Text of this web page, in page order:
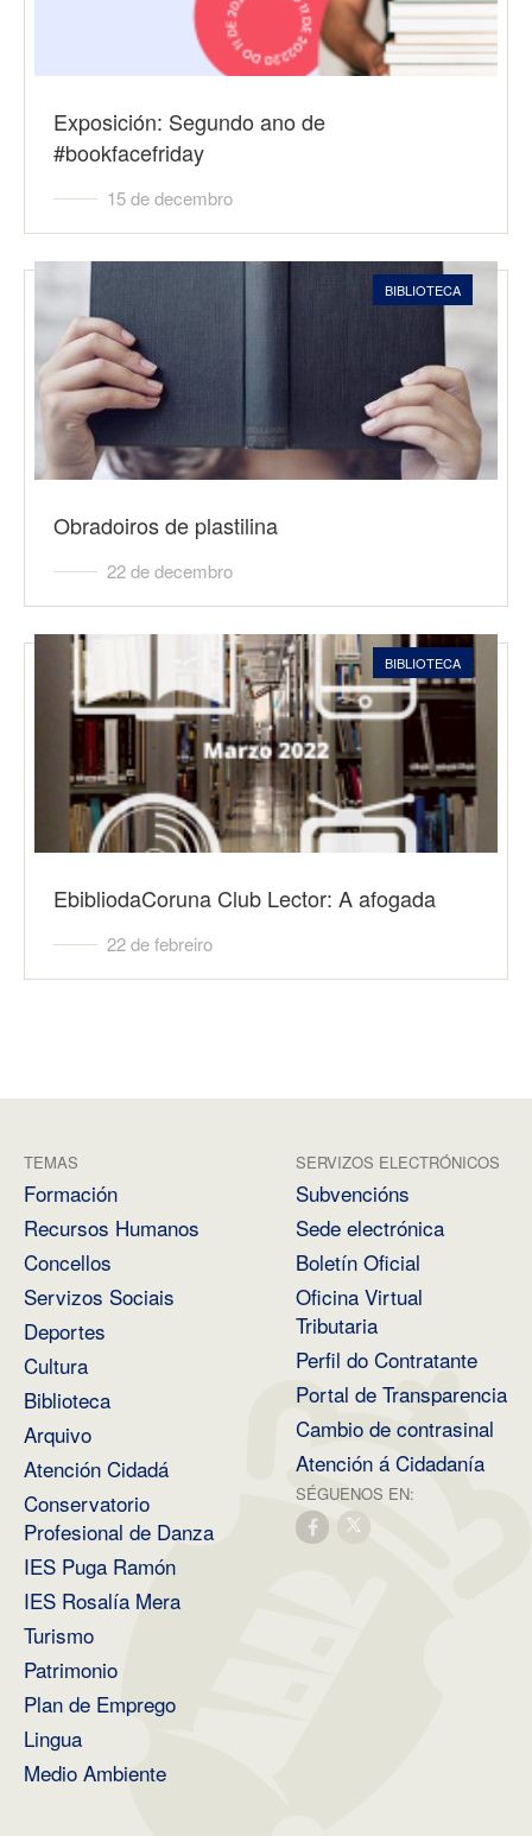
Exposición: Segundo ano de
#bookfacefriday
15 de decembro
BIBLIOTECA
Obradoiros de plastilina
22 de decembro
BIBLIOTECA
EbibliodaCoruna Club Lector: A afogada
22 de febreiro
TEMAS
Formación
Recursos Humanos
Concellos
Servizos Sociais
Deportes
Cultura
Biblioteca
Arquivo
Atención Cidadá
Conservatorio
Profesional de Danza
IES Puga Ramón
IES Rosalía Mera
Turismo
Patrimonio
Plan de Emprego
Lingua
Medio Ambiente
SERVIZOS ELECTRÓNICOS
Subvencións
Sede electrónica
Boletín Oficial
Oficina Virtual
Tributaria
Perfil do Contratante
Portal de Transparencia
Cambio de contrasinal
Atención á Cidadanía
SÉGUENOS EN: